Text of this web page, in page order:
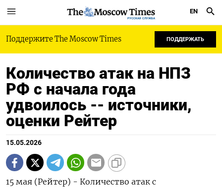
РУССКАЯ СЛУЖБА
EN
Поддержите The Moscow Times ПОДДЕРЖАТЬ
Количество атак на НПЗ
РФ с начала года
удвоилось -- источники,
оценки Рейтер
15.05.2026
15 мая (Рейтер) - Количество атак с